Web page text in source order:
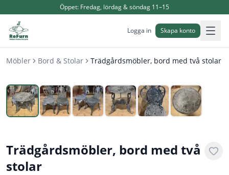
Öppet: Fredag, lördag & söndag 11–15
Logga in Skapa konto
Möbler Bord & Stolar Trädgårdsmöbler, bord med två stolar
1/6
Trädgårdsmöbler, bord med två
stolar